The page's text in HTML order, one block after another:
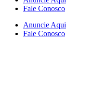
Fale Conosco
Anuncie Aqui
Fale Conosco